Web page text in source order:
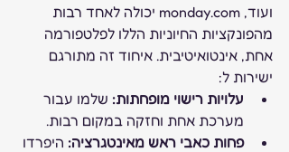
ועוד, monday.com יכולה לאחד רבות
מהפונקציות החיוניות הללו לפלטפורמה
אחת, אינטואיטיבית. איחוד זה מתורגם
ישירות ל:
עלויות רישוי מופחתות: שלמו עבור
מערכת אחת וחזקה במקום רבות.
פחות כאבי ראש מאינטגרציה: היפרדו